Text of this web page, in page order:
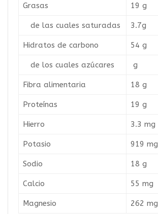
Grasas 19 g
de las cuales saturadas 3.7g
Hidratos de carbono 54 g
de los cuales azúcares g
Fibra alimentaria 18 g
Proteínas 19 g
Hierro 3.3 mg
Potasio 919 mg
Sodio 18 g
Calcio 55 mg
Magnesio 262 mg